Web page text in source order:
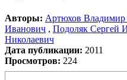
Авторы: Артюхов Владимир
Иванович , Подоляк Сергей
Николаевич
Дата публикации: 2011
Просмотров: 224